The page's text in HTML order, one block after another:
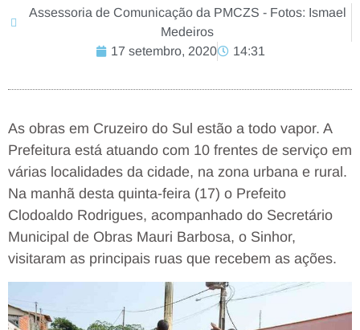
Assessoria de Comunicação da PMCZS - Fotos: Ismael
Medeiros
17 setembro, 2020
14:31
As obras em Cruzeiro do Sul estão a todo vapor. A
Prefeitura está atuando com 10 frentes de serviço em
várias localidades da cidade, na zona urbana e rural.
Na manhã desta quinta-feira (17) o Prefeito
Clodoaldo Rodrigues, acompanhado do Secretário
Municipal de Obras Mauri Barbosa, o Sinhor,
visitaram as principais ruas que recebem as ações.